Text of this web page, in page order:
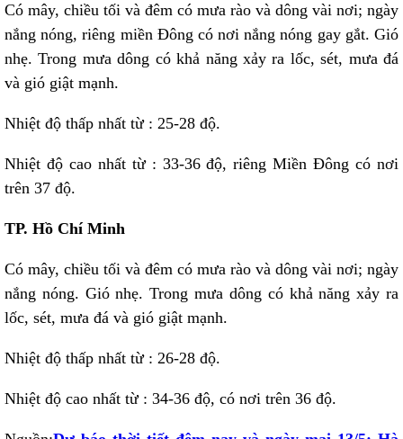
Có mây, chiều tối và đêm có mưa rào và dông vài nơi; ngày
nắng nóng, riêng miền Đông có nơi nắng nóng gay gắt. Gió
nhẹ. Trong mưa dông có khả năng xảy ra lốc, sét, mưa đá
và gió giật mạnh.
Nhiệt độ thấp nhất từ : 25-28 độ.
Nhiệt độ cao nhất từ : 33-36 độ, riêng Miền Đông có nơi
trên 37 độ.
TP. Hồ Chí Minh
Có mây, chiều tối và đêm có mưa rào và dông vài nơi; ngày
nắng nóng. Gió nhẹ. Trong mưa dông có khả năng xảy ra
lốc, sét, mưa đá và gió giật mạnh.
Nhiệt độ thấp nhất từ : 26-28 độ.
Nhiệt độ cao nhất từ : 34-36 độ, có nơi trên 36 độ.